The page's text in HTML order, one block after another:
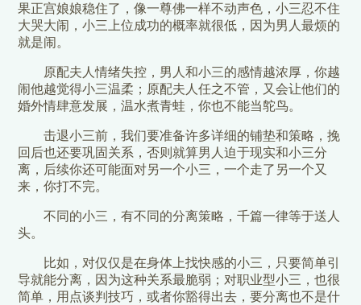
果正宫娘娘稳住了，像一尊佛一样不动声色，小三忍不住
大哭大闹，小三上位成功的概率就很低，因为男人最烦的
就是闹。
原配夫人情绪失控，男人和小三的感情越浓厚，你越
闹他越觉得小三温柔；原配夫人任之不管，又会让他们的
婚外情肆意发展，温水煮青蛙，你也不能当鸵鸟。
击退小三前，我们要准备许多详细的铺垫和策略，挽
回后也还要巩固关系，否则就算男人迫于现实和小三分
离，后续你还可能面对另一个小三，一个走了另一个又
来，你打不完。
不同的小三，有不同的分离策略，千篇一律等于送人
头。
比如，对仅仅是在身体上找快感的小三，只要简单引
导就能分离，因为这种关系最脆弱；对职业型小三，也很
简单，用点谈判技巧，或者你豁得出去，要分离也不是什